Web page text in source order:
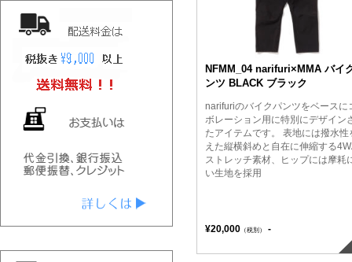
NFMM_04 narifuri×MMA バイ
ンツ BLACK ブラック
narifuriのバイクパンツをベースに
ボレーション用に特別にデザイン
たアイテムです。 表地には撥水性
えた縦横斜めと自在に伸縮する
ストレッチ素材、ヒップには摩耗
い生地を採用
¥20,000 （税別） -